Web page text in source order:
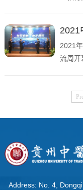
隆重举
2021
流周
公室
Address: No. 4,